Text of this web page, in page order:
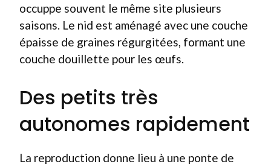
occuppe souvent le même site plusieurs
saisons. Le nid est aménagé avec une couche
épaisse de graines régurgitées, formant une
couche douillette pour les œufs.
Des petits très
autonomes rapidement
La reproduction donne lieu à une ponte de